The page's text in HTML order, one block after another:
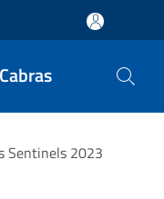
Sentinels 2023